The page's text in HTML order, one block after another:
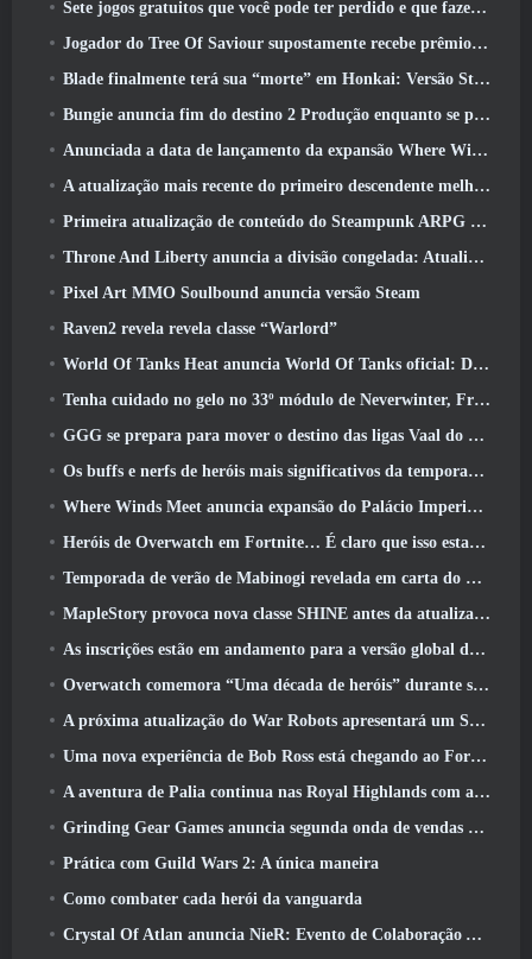
Sete jogos gratuitos que você pode ter perdido e que fazem parte do Steam Ocean Fest
Jogador do Tree Of Saviour supostamente recebe prêmio especial por gastar US$ 100 mil no jogo
Blade finalmente terá sua “morte” em Honkai: Versão Star Rail 4.3
Bungie anuncia fim do destino 2 Produção enquanto se preparam para trabalhar em novos projetos
Anunciada a data de lançamento da expansão Where Winds Meet “Imperial Palace”
A atualização mais recente do primeiro descendente melhora o ciclo agrícola e atualiza o modo Onslaught
Primeira atualização de conteúdo do Steampunk ARPG Crystalfall para abordar “principais preocupações dos jogadores”
Throne And Liberty anuncia a divisão congelada: Atualização Nix
Pixel Art MMO Soulbound anuncia versão Steam
Raven2 revela revela classe “Warlord”
World Of Tanks Heat anuncia World Of Tanks oficial: Data de lançamento do HEAT
Tenha cuidado no gelo no 33º módulo de Neverwinter, Frio cortante
GGG se prepara para mover o destino das ligas Vaal do Path Of Exile 2 antes do lançamento do Return Of The Ancients
Os buffs e nerfs de heróis mais significativos da temporada 8
Where Winds Meet anuncia expansão do Palácio Imperial e compartilha um roteiro de conteúdo “massivo”
Heróis de Overwatch em Fortnite… É claro que isso estava prestes a acontecer
Temporada de verão de Mabinogi revelada em carta do produtor
MapleStory provoca nova classe SHINE antes da atualização de junho
As inscrições estão em andamento para a versão global do ‘Teste de Prólogo’ Limit Zero Breakers da NCSoft
Overwatch comemora “Uma década de heróis” durante seu 10º aniversário
A próxima atualização do War Robots apresentará um Sniper inspirado em Lovecraft
Uma nova experiência de Bob Ross está chegando ao Fortnite
A aventura de Palia continua nas Royal Highlands com a atualização de hoje
Grinding Gear Games anuncia segunda onda de vendas de ingressos ExileCon
Prática com Guild Wars 2: A única maneira
Como combater cada herói da vanguarda
Crystal Of Atlan anuncia NieR: Evento de Colaboração Automata